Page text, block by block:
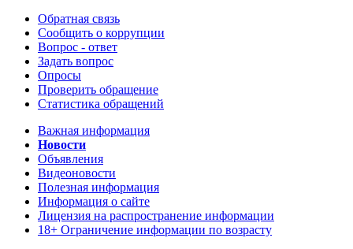
Обратная связь
Сообщить о коррупции
Вопрос - ответ
Задать вопрос
Опросы
Проверить обращение
Статистика обращений
Важная информация
Новости
Объявления
Видеоновости
Полезная информация
Информация о сайте
Лицензия на распространение информации
18+ Ограничение информации по возрасту